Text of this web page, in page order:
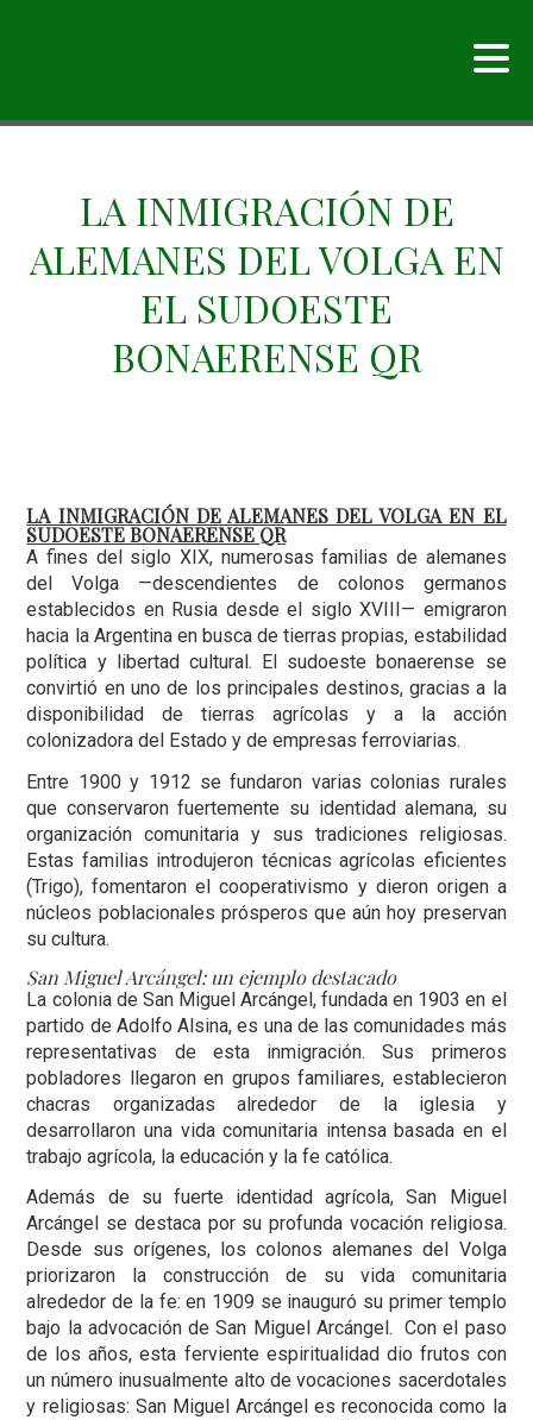
LA INMIGRACIÓN DE
ALEMANES DEL VOLGA EN
EL SUDOESTE
BONAERENSE QR
LA INMIGRACIÓN DE ALEMANES DEL VOLGA EN EL
SUDOESTE BONAERENSE QR
A fines del siglo XIX, numerosas familias de alemanes
del Volga —descendientes de colonos germanos
establecidos en Rusia desde el siglo XVIII— emigraron
hacia la Argentina en busca de tierras propias, estabilidad
política y libertad cultural. El sudoeste bonaerense se
convirtió en uno de los principales destinos, gracias a la
disponibilidad de tierras agrícolas y a la acción
colonizadora del Estado y de empresas ferroviarias.
Entre 1900 y 1912 se fundaron varias colonias rurales
que conservaron fuertemente su identidad alemana, su
organización comunitaria y sus tradiciones religiosas.
Estas familias introdujeron técnicas agrícolas eficientes
(Trigo), fomentaron el cooperativismo y dieron origen a
núcleos poblacionales prósperos que aún hoy preservan
su cultura.
San Miguel Arcángel: un ejemplo destacado
La colonia de San Miguel Arcángel, fundada en 1903 en el
partido de Adolfo Alsina, es una de las comunidades más
representativas de esta inmigración. Sus primeros
pobladores llegaron en grupos familiares, establecieron
chacras organizadas alrededor de la iglesia y
desarrollaron una vida comunitaria intensa basada en el
trabajo agrícola, la educación y la fe católica.
Además de su fuerte identidad agrícola, San Miguel
Arcángel se destaca por su profunda vocación religiosa.
Desde sus orígenes, los colonos alemanes del Volga
priorizaron la construcción de su vida comunitaria
alrededor de la fe: en 1909 se inauguró su primer templo
bajo la advocación de San Miguel Arcángel. Con el paso
de los años, esta ferviente espiritualidad dio frutos con
un número inusualmente alto de vocaciones sacerdotales
y religiosas: San Miguel Arcángel es reconocida como la